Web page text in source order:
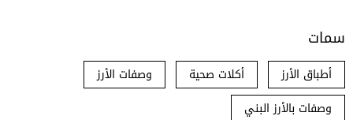
سمات
أطباق الأرز أكلات صحية
وصفات الأرز
وصفات بالأرز البني